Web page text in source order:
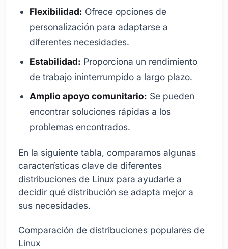
Flexibilidad: Ofrece opciones de
personalización para adaptarse a
diferentes necesidades.
Estabilidad: Proporciona un rendimiento
de trabajo ininterrumpido a largo plazo.
Amplio apoyo comunitario: Se pueden
encontrar soluciones rápidas a los
problemas encontrados.
En la siguiente tabla, comparamos algunas
características clave de diferentes
distribuciones de Linux para ayudarle a
decidir qué distribución se adapta mejor a
sus necesidades.
Comparación de distribuciones populares de
Linux